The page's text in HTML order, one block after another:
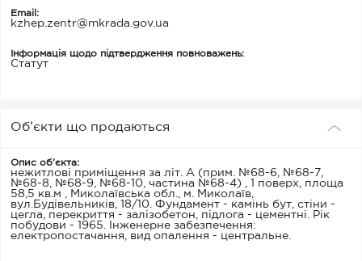
Email:
kzhep.zentr@mkrada.gov.ua
Інформація щодо підтвердження повноважень:
Статут
Об’єкти що продаються
Опис об’єкта:
нежитлові приміщення за літ. А (прим. №68-6, №68-7,
№68-8, №68-9, №68-10, частина №68-4) , 1 поверх, площа
58,5 кв.м , Миколаївська обл., м. Миколаїв,
вул.Будівельників, 18/10. Фундамент - камінь бут, стіни -
цегла, перекриття - залізобетон, підлога - цементні. Рік
побудови - 1965. Інженерне забезпечення:
електропостачання, вид опалення - центральне.